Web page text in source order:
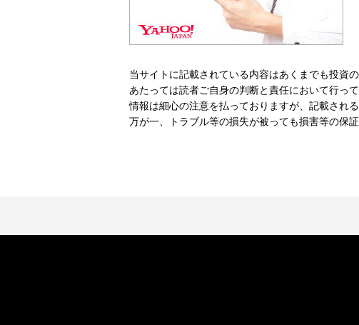
当サイトに記載されている内容はあくまでも投資
あたっては読者ご自身の判断と責任において行っ
情報は細心の注意を払っておりますが、記載され
万が一、トラブル等の損失が被っても損害等の保